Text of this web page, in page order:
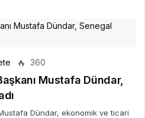
360
Mustafa Dündar,
Dündar, ekonomik ve ticari